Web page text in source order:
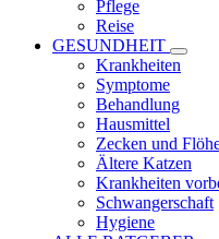
Pflege
Reise
GESUNDHEIT
Krankheiten
Symptome
Behandlung
Hausmittel
Zecken und
Ältere Katzen
Krankheiten
Schwangerschaft
Hygiene